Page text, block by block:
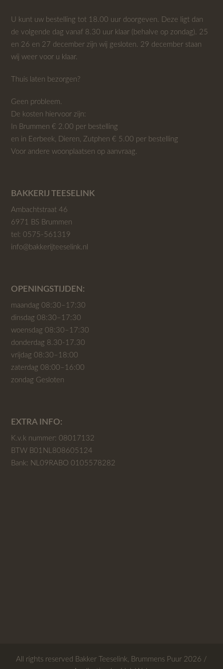
U kunt uw bestelling tot 18.00 uur doorgeven. Deze ligt dan
de volgende dag vanaf 8.30 uur klaar (behalve op zondag). 25
en 26 en 27 december zijn wij gesloten. 29 december staan
wij weer voor u klaar.
Thuis laten bezorgen?
Geen probleem.
De kosten hiervoor zijn:
In Brummen € 2.00 per bestelling
en in Eerbeek, Dieren, Zutphen € 5.00 per bestelling
Voor andere woonplaatsen op aanvraag.
BAKKERIJ TEESELINK
Ambachtstraat 46
6971 BS Brummen
tel:0575-561319
info@bakkerijteeselink.nl
OPENINGSTIJDEN:
maandag 08:30–17:30
dinsdag 08:30–17:30
woensdag 08:30–17:30
donderdag 8.30-17.30
vrijdag 08:30–18:00
zaterdag 08:00–16:00
zondag Gesloten
EXTRA INFO:
K.v.k nummer: 08017132
BTW B01NL808605124
Bank: NL09RABO 0105578282
All rights reserved Bakker Teeselink, Brummens Puur 2026 /